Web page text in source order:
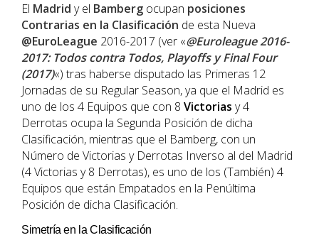
El Madrid y el Bamberg ocupan posiciones
Contrarias en la Clasificación de esta Nueva
@EuroLeague 2016-2017 (ver «@Euroleague 2016-
2017: Todos contra Todos, Playoffs y Final Four
(2017)«) tras haberse disputado las Primeras 12
Jornadas de su Regular Season, ya que el Madrid es
uno de los 4 Equipos que con 8 Victorias y 4
Derrotas ocupa la Segunda Posición de dicha
Clasificación, mientras que el Bamberg, con un
Número de Victorias y Derrotas Inverso al del Madrid
(4 Victorias y 8 Derrotas), es uno de los (También) 4
Equipos que están Empatados en la Penúltima
Posición de dicha Clasificación.
Simetría en la Clasificación